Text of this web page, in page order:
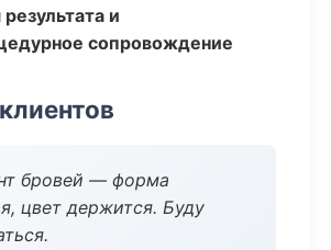
результата и
сопровождение
бровей — форма
цвет держится. Буду